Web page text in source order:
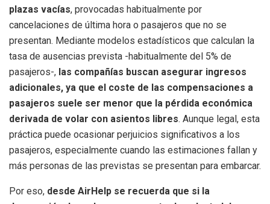
plazas vacías, provocadas habitualmente por
cancelaciones de última hora o pasajeros que no se
presentan. Mediante modelos estadísticos que calculan la
tasa de ausencias prevista -habitualmente del 5% de
pasajeros-, las compañías buscan asegurar ingresos
adicionales, ya que el coste de las compensaciones a
pasajeros suele ser menor que la pérdida económica
derivada de volar con asientos libres. Aunque legal, esta
práctica puede ocasionar perjuicios significativos a los
pasajeros, especialmente cuando las estimaciones fallan y
más personas de las previstas se presentan para embarcar.
Por eso, desde AirHelp se recuerda que si la